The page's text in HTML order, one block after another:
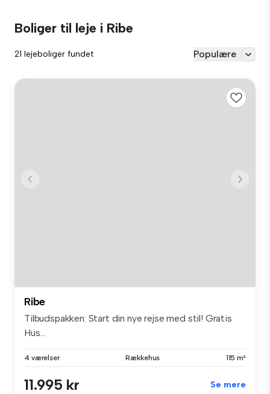
Boliger til leje i Ribe
21 lejeboliger fundet Populære
Ribe
Tilbudspakken: Start din nye rejse med stil! Gratis
Hus...
4 værelser Rækkehus 115 m²
11.995 kr Se mere